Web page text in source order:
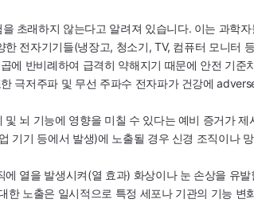
초래하지 않는다고 알려져 있습니다. 이는 과학자
전자기기들(냉장고, 청소기, TV, 컴퓨터 모니터
에 반비례하여 급격히 약해지기 때문에 안전 기준
극저주파 및 무선 주파수 전자파가 건강에
뇌 기능에 영향을 미칠 수 있다는 예비 증거가 제
기기 등에서 발생)에 노출될 경우 신경 조직이나
열을 발생시켜(열 효과) 화상이나 눈 손상을 유발
한 노출은 일시적으로 특정 세포나 기관의 기능 변